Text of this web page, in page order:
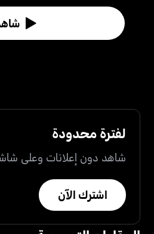
لفترة محدودة
شاهد دون إعلانات وعلى
اشترك الآن